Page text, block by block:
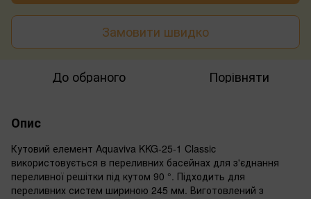
Замовити швидко
До обраного Порівняти
Опис
Кутовий елемент Aquaviva KKG-25-1 Classic
використовується в переливних басейнах для з'єднання
переливної решітки під кутом 90 °. Підходить для
переливних систем шириною 245 мм. Виготовлений з